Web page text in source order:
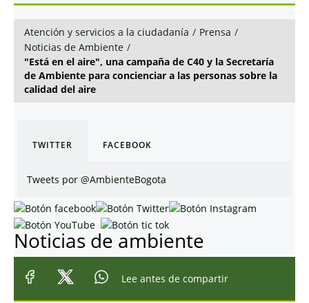
Atención y servicios a la ciudadanía / Prensa /
Noticias de Ambiente /
"Está en el aire", una campaña de C40 y la Secretaría
de Ambiente para concienciar a las personas sobre la
calidad del aire
TWITTER FACEBOOK
Tweets por @AmbienteBogota
Noticias de ambiente
Lee antes de compartir